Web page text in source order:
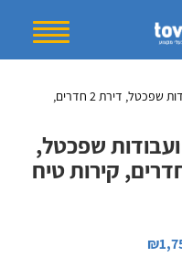
השוואת מחירי סיוד דירה ועבודות שפכטל, עבודות שפכטל, דירת 2 חדרים,
שפכטל,
שפכטל, דירת 2 חדרים, קירות טיח